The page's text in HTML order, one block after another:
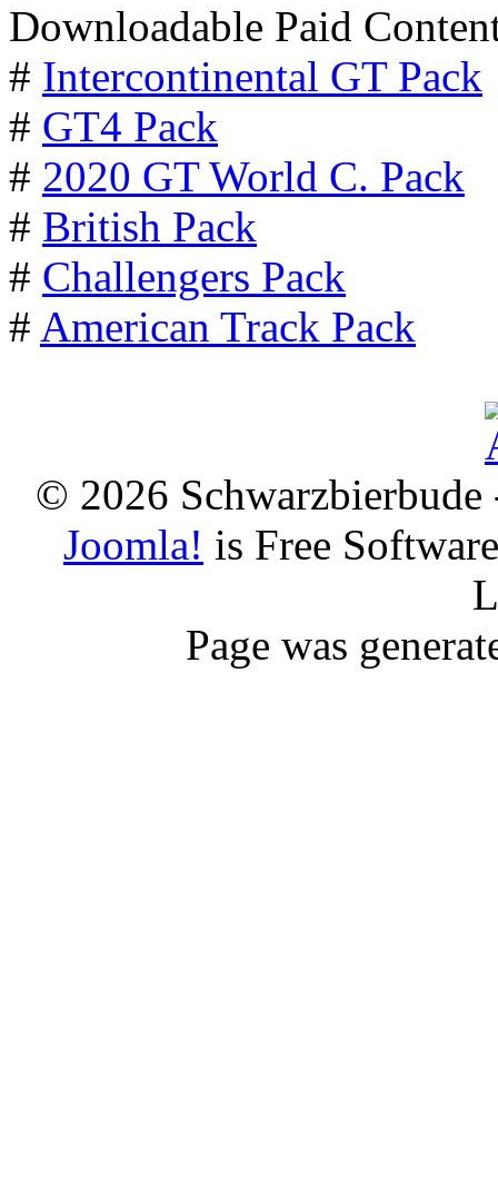
Downloadable Paid
# Intercontinental GT Pack
# GT4 Pack
# 2020 GT World C. Pack
# British Pack
# Challengers Pack
# American Track Pack
© 2026
Joomla! is Free
Page was